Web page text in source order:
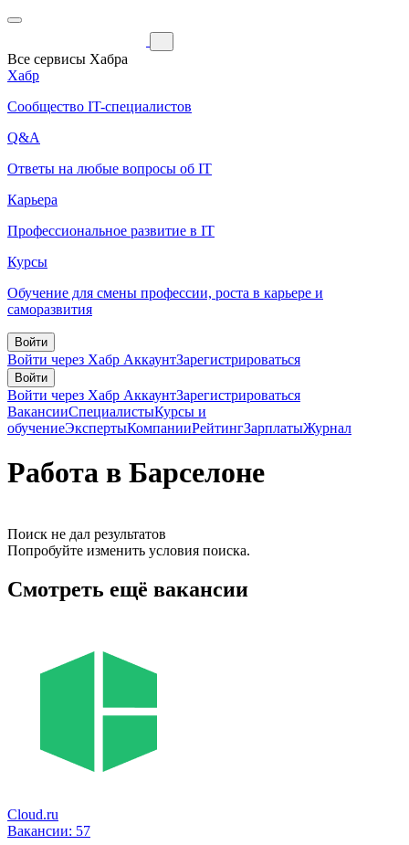
Все сервисы Хабра
Хабр
Сообщество IT-специалистов
Q&A
Ответы на любые вопросы об IT
Карьера
Профессиональное развитие в IT
Курсы
Обучение для смены профессии, роста в карьере и
саморазвития
Войти
Войти через Хабр АккаунтЗарегистрироваться
Войти
Войти через Хабр АккаунтЗарегистрироваться
ВакансииСпециалистыКурсы и
обучениеЭкспертыКомпанииРейтингЗарплатыЖурнал
Работа в Барселоне
Поиск не дал результатов
Попробуйте изменить условия поиска.
Смотреть ещё вакансии
Cloud.ru
Вакансии: 57